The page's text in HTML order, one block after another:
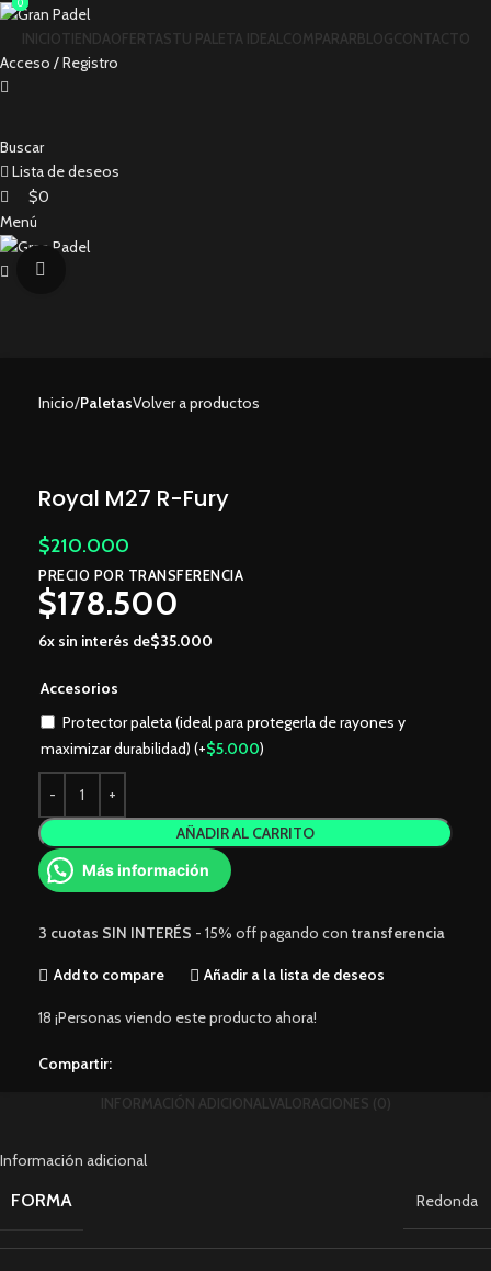
INICIOTIENDAOFERTASTU PALETA IDEAL COMPARARBLOGCONTACTO
Acceso / Registro
Buscar
Lista de deseos
0
$0
Menú
0
$0
Inicio PaletasVolver a productos
Royal M27 R-Fury
$210.000
PRECIO POR TRANSFERENCIA
$178.500
6x sin interés de$35.000
Accesorios
Protector paleta (ideal para protegerla de rayones y
maximizar durabilidad) (+$5.000)
AÑADIR AL CARRITO
Más información
3 cuotas SIN INTERÉS - 15% off pagando con transferencia
Add to compare Añadir a la lista de deseos
18 ¡Personas viendo este producto ahora!
Compartir:
INFORMACIÓN ADICIONAL VALORACIONES (0)
Información adicional
FORMA Redonda
0